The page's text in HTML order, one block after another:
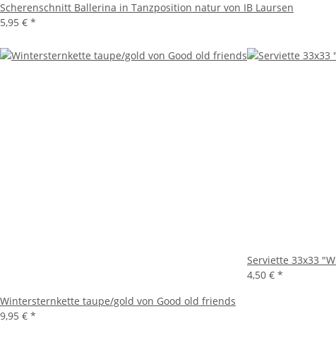
Scherenschnitt Ballerina in Tanzposition natur von IB Laursen
5,95 € *
Wintersternkette taupe/gold von Good old friends
9,95 € *
Serviette 33x33
4,50 € *